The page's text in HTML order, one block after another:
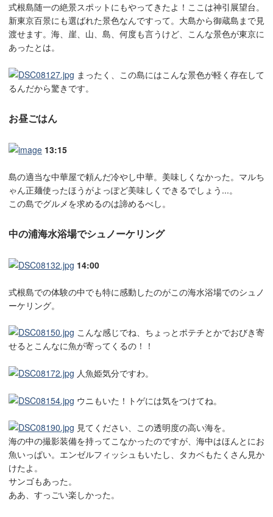
式根島随一の絶景スポットにもやってきたよ！ここは神引展望台。
新東京百景にも選ばれた景色なんですって。大島から御蔵島まで見
渡せます。海、崖、山、島、何度も言うけど、こんな景色が東京に
あったとは。
まったく、この島にはこんな景色が軽く存在して
るんだから驚きです。
お昼ごはん
13:15
島の適当な中華屋で頼んだ冷やし中華。美味しくなかった。マルち
ゃん正麺使ったほうがよっぽど美味しくできるでしょう...。
この島でグルメを求めるのは諦めるべし。
中の浦海水浴場でシュノーケリング
14:00
式根島での体験の中でも特に感動したのがこの海水浴場でのシュノ
ーケリング。
こんな感じでね、ちょっとポテチとかでおびき寄
せるとこんなに魚が寄ってくるの！！
人魚姫気分ですわ。
ウニもいた！トゲには気をつけてね。
見てください、この透明度の高い海を。
海の中の撮影装備を持ってこなかったのですが、海中はほんとにお
魚いっぱい。エンゼルフィッシュもいたし、タカベもたくさん見か
けたよ。
サンゴもあった。
ああ、すっごい楽しかった。